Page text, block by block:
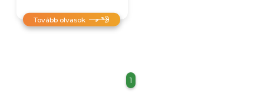
Tovább olvasok
1